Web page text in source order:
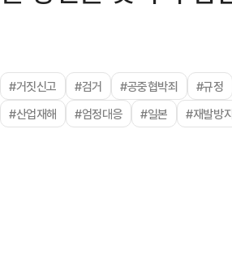
#거짓신고 #검거 #공중협박죄 #규정
#산업재해
#엄정대응 #일본 #재발방